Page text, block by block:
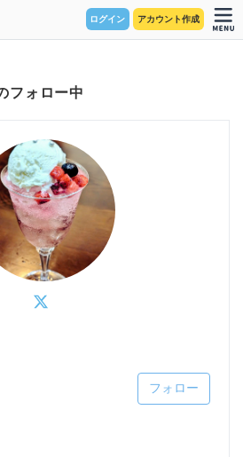
ログイン アカウント作成
フォロー中
フォロー